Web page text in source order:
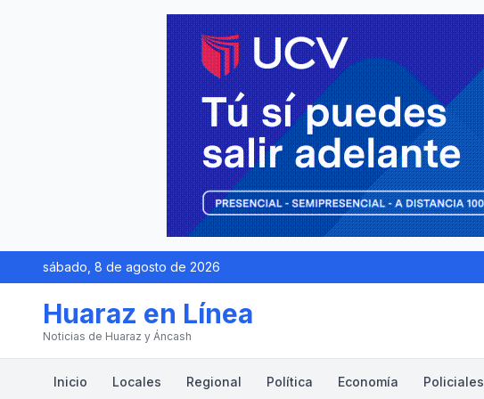
sábado, 8 de agosto de 2026
Huaraz en Línea
Noticias de Huaraz y Áncash
Inicio Locales Regional Política Economía Policiales